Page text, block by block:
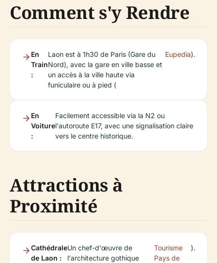
Comment s'y Rendre
En
Train
:
Laon est à 1h30 de Paris (Gare du
Nord), avec la gare en ville basse et
un accès à la ville haute via
funiculaire ou à pied (
Eupedia).
En
Voiture
:
Facilement accessible via la N2 ou
l'autoroute E17, avec une signalisation claire
vers le centre historique.
Attractions à
Proximité
Cathédrale
de Laon :
Un chef-d'œuvre de
l'architecture gothique
Tourisme
Pays de
).